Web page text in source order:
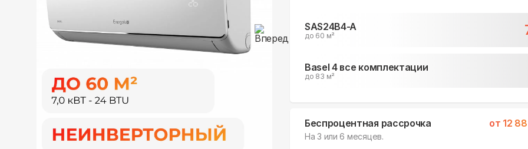
SAS24B4-A
до 60 м²
Basel 4 все комплектации
до 83 м²
Беспроцентная рассрочка от 12
На 3 или 6 месяцев.